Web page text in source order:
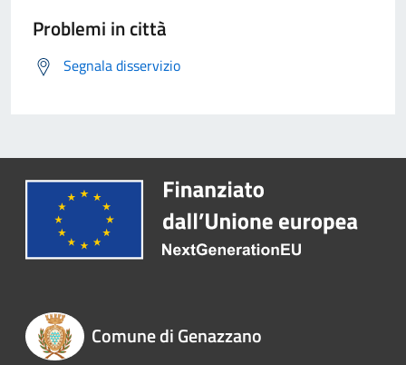
Problemi in città
Segnala disservizio
Comune di Genazzano